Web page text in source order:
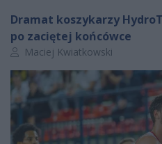
Dramat koszykarzy
po zaciętej końcówce
Autor artykułu:
Maciej Kwiatkowski